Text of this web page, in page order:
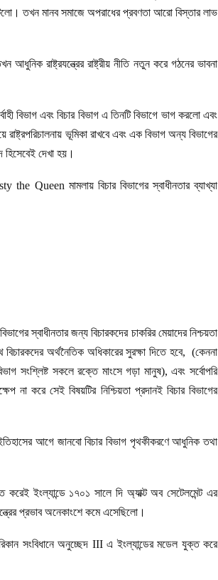
তখন মানব সমাজে অপরাধের প্রবণতা আরো বিস্তার লাভ
রাষ্ট্রযন্ত্রের রাষ্ট্রীয় নীতি নতুন করে গঠনের ভাবনা
বিভাগ এবং বিচার বিভাগ এ তিনটি বিভাগে ভাগ করলো এবং
ভূমিকা রাখবে এবং এক বিভাগ অন্য বিভাগের
হিসেবেই দেখা হয়।
Queen মামলায় বিচার বিভাগের স্বাধীনতার ব্যাখ্যা
স্বাধীনতার জন্য বিচারকদের চাকরির মেয়াদের নিশ্চয়তা
অর্থনৈতিক অধিকারের সুরক্ষা দিতে হবে, (কেননা
সংশ্লিষ্ট সকলে রক্তে মাংসে গড়া মানুষ), এবং সর্বোপরি
না করে সেই বিষয়টির নিশ্চিয়তা প্রদানই বিচার বিভাগের
ইতিহাসের আগে জানবো বিচার বিভাগ পৃথকীকরণে আধুনিক তথা
ইংল্যান্ডে ১৭০১ সালে দি অ্যাক্ট অব সেটেলমেন্ট এর
প্রভাব অনেকাংশে কমে এসেছিলো।
সংবিধানে অনুচ্ছেদ III এ ইংল্যান্ডের মডেল যুক্ত করে